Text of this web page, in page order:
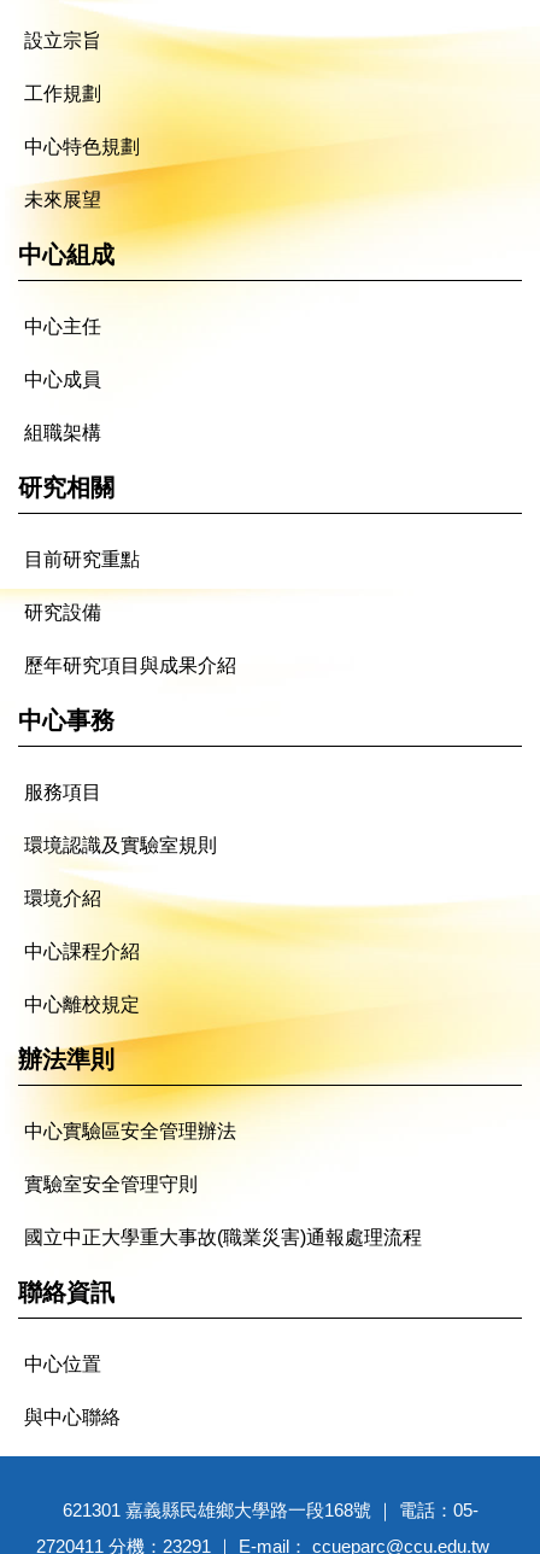
設立宗旨
工作規劃
中心特色規劃
未來展望
中心組成
中心主任
中心成員
組職架構
研究相關
目前研究重點
研究設備
歷年研究項目與成果介紹
中心事務
服務項目
環境認識及實驗室規則
環境介紹
中心課程介紹
中心離校規定
辦法準則
中心實驗區安全管理辦法
實驗室安全管理守則
國立中正大學重大事故(職業災害)通報處理流程
聯絡資訊
中心位置
與中心聯絡
621301 嘉義縣民雄鄉大學路一段168號 ｜ 電話：05-
2720411 分機：23291 ｜ E-mail： ccueparc@ccu.edu.tw